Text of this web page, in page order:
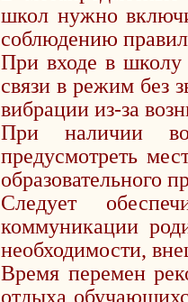
школ нужно
соблюдению
При входе в школу
связи в режим без
вибрации из-за
При наличии
предусмотреть
образовательного
Следует
коммуникации
необходимости,
Время перемен
отдыха